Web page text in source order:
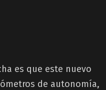
es que este nuevo
de autonomía,